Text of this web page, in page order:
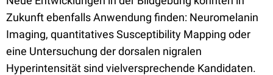
Zukunft ebenfalls Anwendung finden: Neuromelanin
Imaging, quantitatives Susceptibility Mapping oder
eine Untersuchung der dorsalen nigralen
Hyperintensität sind vielversprechende Kandidaten.